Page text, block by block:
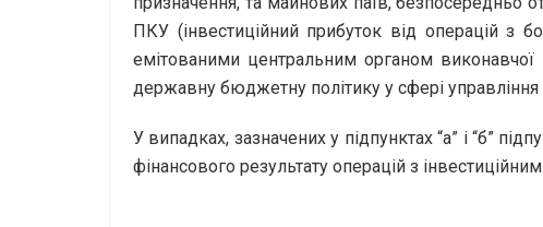
ПКУ (інвестиційний прибуток від операцій з
емітованими центральним органом
державну бюджетну політику у сфері
У випадках, зазначених у підпунктах “а” і “б”
фінансового результату операцій з